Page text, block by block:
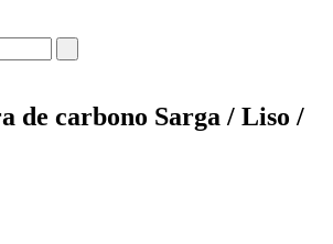
de carbono Sarga / Liso /